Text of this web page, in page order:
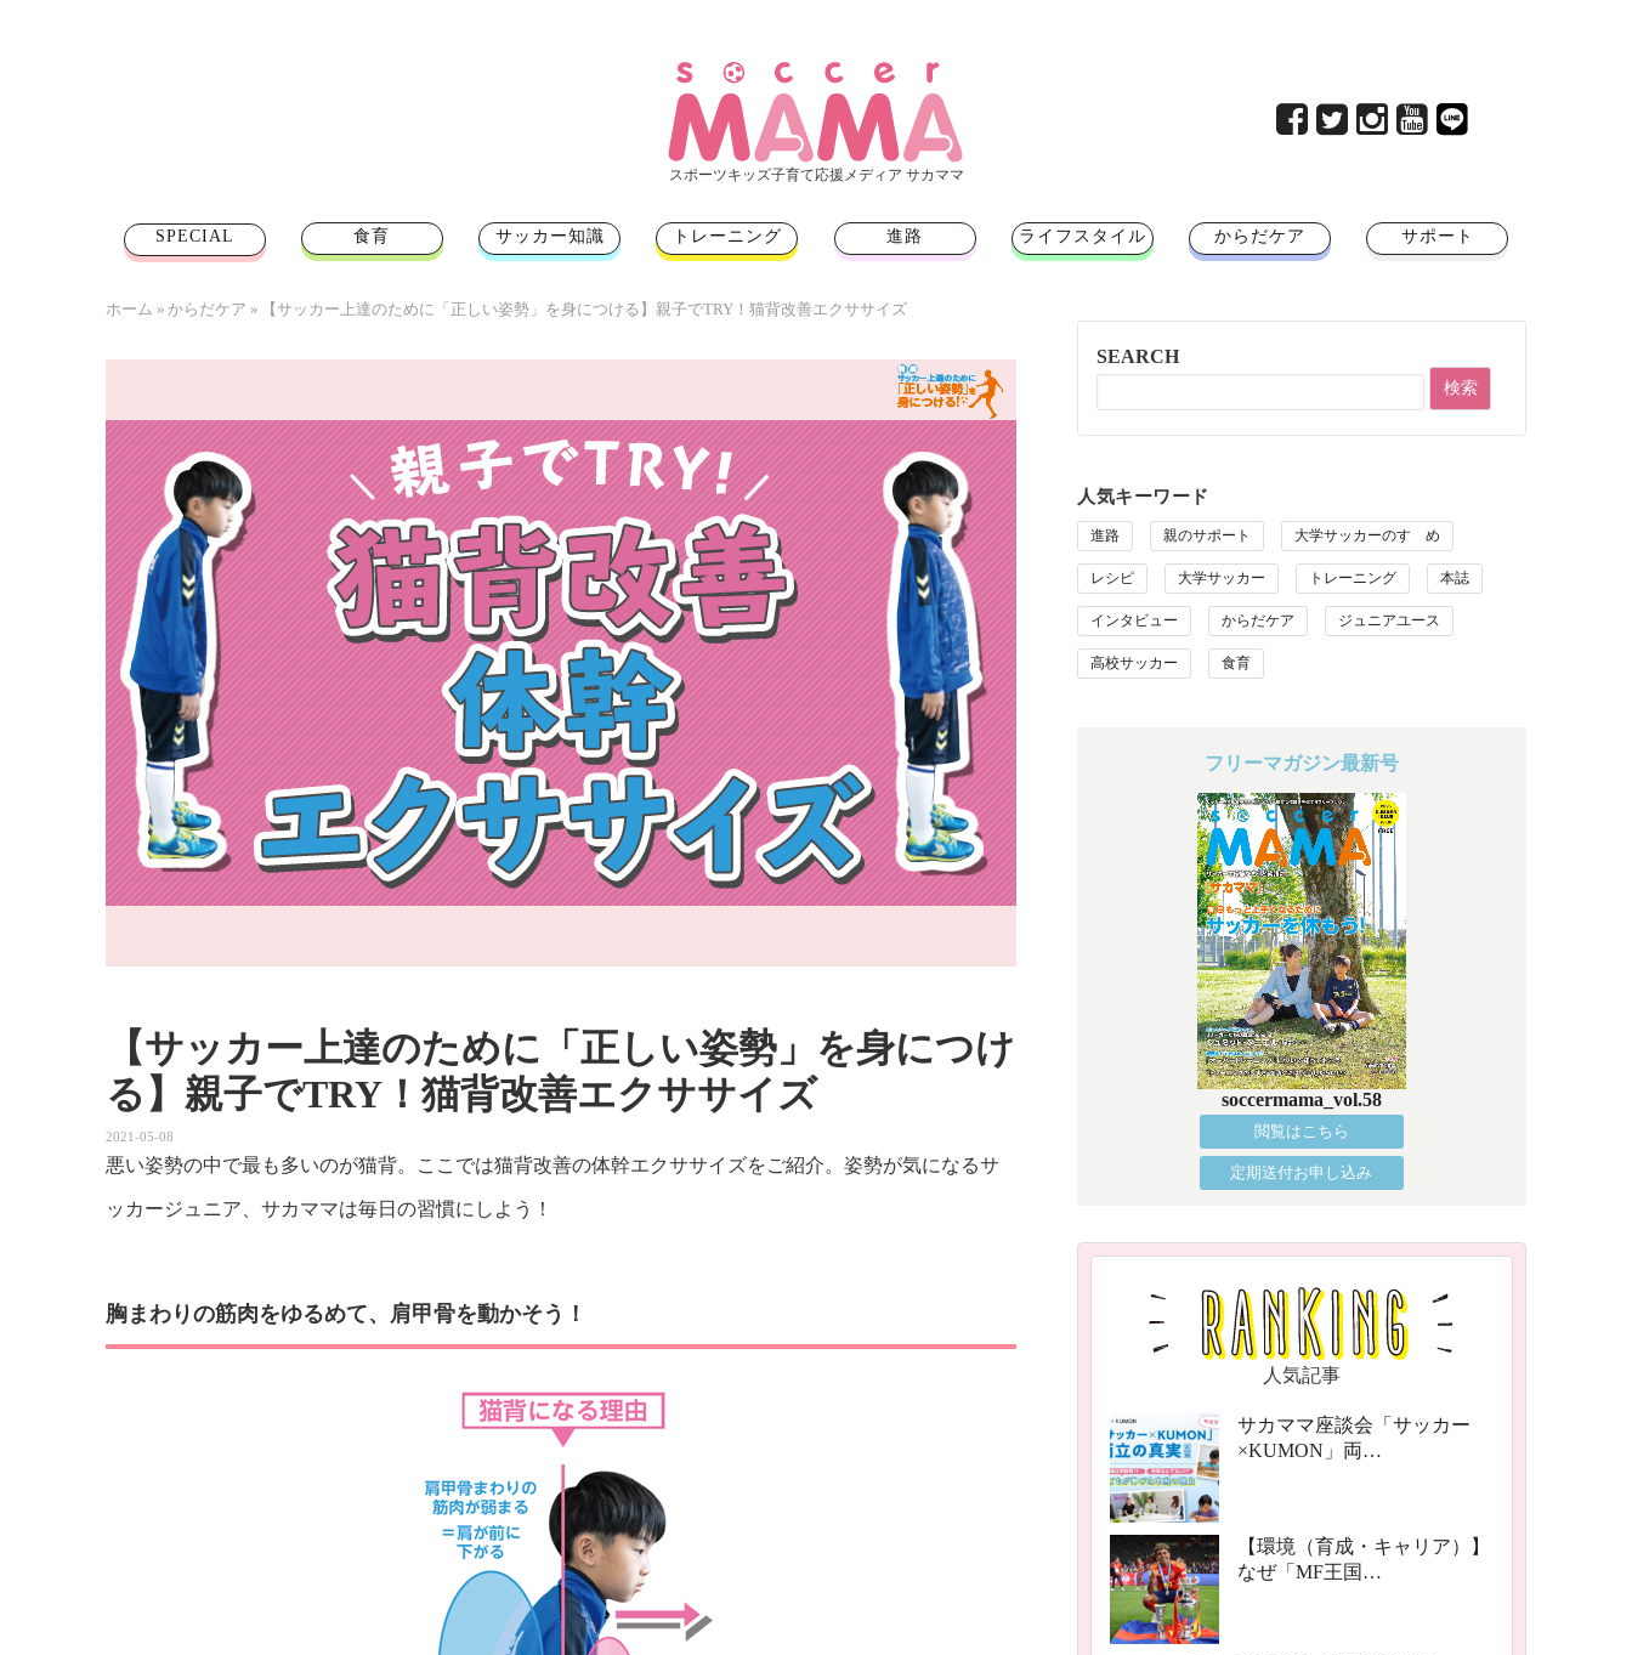
スポーツキッズ子育て応援メディア サカママ
SPECIAL 食育 サッカー知識 トレーニング 進路 ライフスタイル からだケア サポート
ホーム » からだケア » 【サッカー上達のために「正しい姿勢」を身につける】親子でTRY！猫背改善エクササイズ
【サッカー上達のために「正しい姿勢」を身につけ
る】親子でTRY！猫背改善エクササイズ
2021-05-08
悪い姿勢の中で最も多いのが猫背。ここでは猫背改善の体幹エクササイズをご紹介。姿勢が気になるサ
ッカージュニア、サカママは毎日の習慣にしよう！
胸まわりの筋肉をゆるめて、肩甲骨を動かそう！
SEARCH
人気キーワード
進路 親のサポート 大学サッカーのすゝめ
レシピ 大学サッカー トレーニング 本誌
インタビュー からだケア ジュニアユース
高校サッカー 食育
フリーマガジン最新号
soccermama_vol.58
閲覧はこちら
定期送付お申し込み
人気記事
サカママ座談会「サッカー
×KUMON」両…
【環境（育成・キャリア）】
なぜ「MF王国…